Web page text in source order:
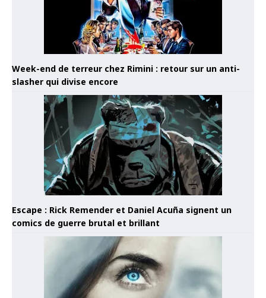
Week-end de terreur chez Rimini : retour sur un anti-
slasher qui divise encore
Escape : Rick Remender et Daniel Acuña signent un
comics de guerre brutal et brillant